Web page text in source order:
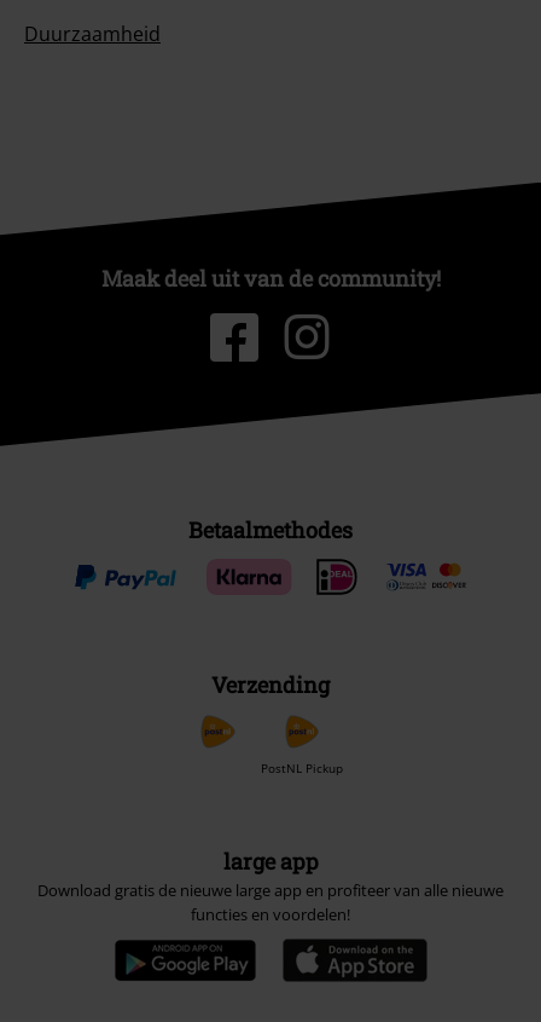
Duurzaamheid
Maak deel uit van de community!
Betaalmethodes
Verzending
PostNL Pickup
large app
Download gratis de nieuwe large app en profiteer van alle nieuwe
functies en voordelen!